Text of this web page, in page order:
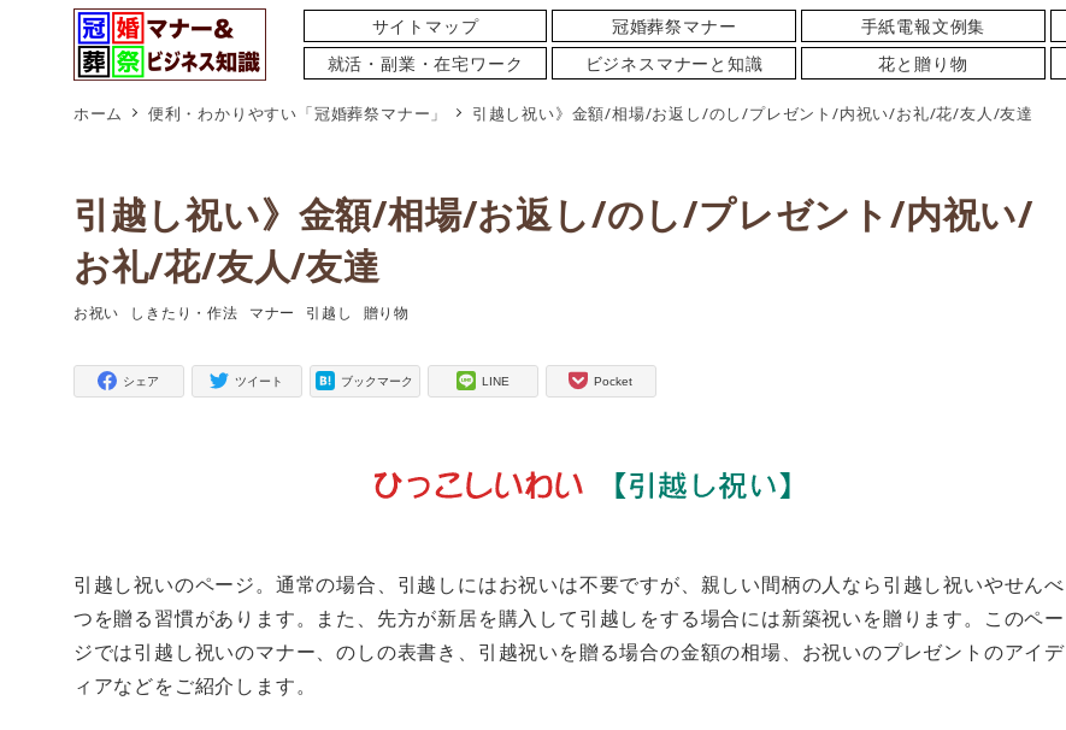
サイトマップ 冠婚葬祭マナー 手紙電報文例集
就活・副業・在宅ワーク
ビジネスマナーと知識 花と贈り物
ホーム 便利・わかりやすい「冠婚葬祭マナー」 引越し祝い》金額/相場/お返し/のし/プレゼント/内祝い/お礼/花/友人/友達
引越し祝い》金額/相場/お返し/のし/プレゼント/内祝い/
お礼/花/友人/友達
タグ
お祝い
タグ
しきたり・作法
タグ
マナー
タグ
引越し
タグ
贈り物
シェア ツイート ブックマーク LINE Pocket
引越し祝いのページ。通常の場合、引越しにはお祝いは不要ですが、親しい間柄の人なら引越し祝いやせんべ
つを贈る習慣があります。また、先方が新居を購入して引越しをする場合には新築祝いを贈ります。このペー
ジでは引越し祝いのマナー、のしの表書き、引越祝いを贈る場合の金額の相場、お祝いのプレゼントのアイデ
ィアなどをご紹介します。